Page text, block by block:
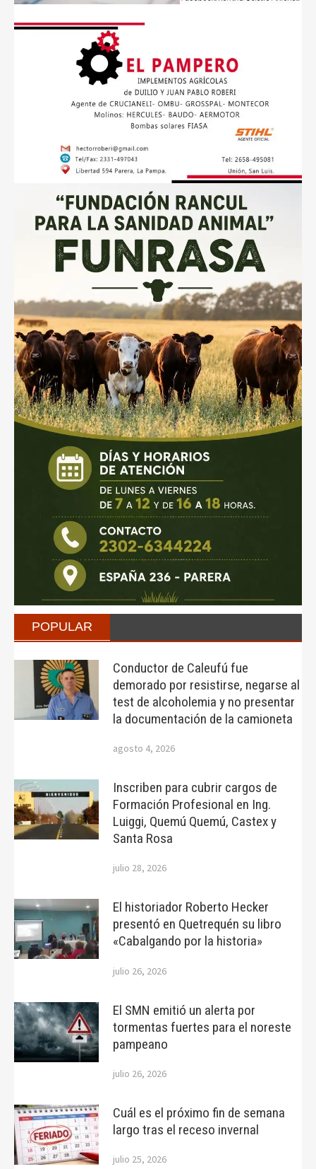
POPULAR
Conductor de Caleufú fue
demorado por resistirse, negarse al
test de alcoholemia y no presentar
la documentación de la camioneta
agosto 4, 2026
Inscriben para cubrir cargos de
Formación Profesional en Ing.
Luiggi, Quemú Quemú, Castex y
Santa Rosa
julio 28, 2026
El historiador Roberto Hecker
presentó en Quetrequén su libro
«Cabalgando por la historia»
julio 26, 2026
El SMN emitió un alerta por
tormentas fuertes para el noreste
pampeano
julio 26, 2026
Cuál es el próximo fin de semana
largo tras el receso invernal
julio 25, 2026